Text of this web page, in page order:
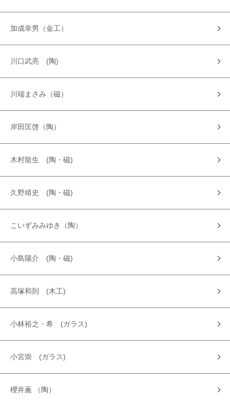
加成幸男（金工）
川口武亮 (陶)
川端まさみ（磁）
岸田匡啓（陶）
木村龍生 (陶・磁)
久野靖史 (陶・磁)
こいずみみゆき（陶）
小島陽介 (陶・磁)
高塚和則 (木工)
小林裕之・希 (ガラス)
小宮崇 (ガラス)
櫻井薫 （陶）